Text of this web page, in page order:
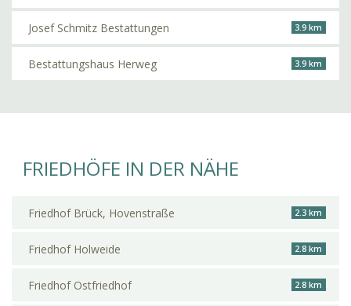
Josef Schmitz Bestattungen 3.9 km
Bestattungshaus Herweg 3.9 km
FRIEDHÖFE IN DER NÄHE
Friedhof Brück, Hovenstraße 2.3 km
Friedhof Holweide 2.8 km
Friedhof Ostfriedhof 2.8 km